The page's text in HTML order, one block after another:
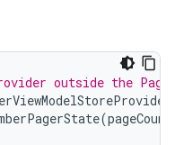
outside the
(pageCount